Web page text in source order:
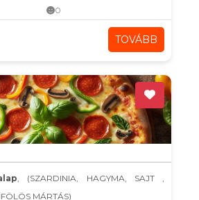
0
TOVÁBB
, (SZARDINIA, HAGYMA, SAJT ,
MÁRTÁS)